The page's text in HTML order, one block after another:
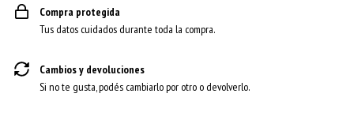
Compra protegida
Tus datos cuidados durante toda la compra.
Cambios y devoluciones
Si no te gusta, podés cambiarlo por otro o devolverlo.